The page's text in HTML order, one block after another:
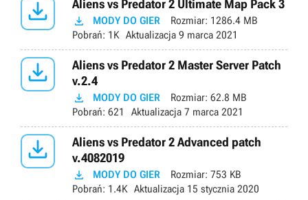
 Aliens vs Predator 2 Ultimate Map Pack 3
 MODY DO GIER Rozmiar: 1286.4 MB
Pobrań: 1K Aktualizacja 9 marca 2021

Aliens vs Predator 2 Master Server Patch
v.2.4
 MODY DO GIER Rozmiar: 62.8 MB
Pobrań: 621 Aktualizacja 7 marca 2021

Aliens vs Predator 2 Advanced patch
v.4082019
 MODY DO GIER Rozmiar: 753 KB
Pobrań: 1.4K Aktualizacja 15 stycznia 2020